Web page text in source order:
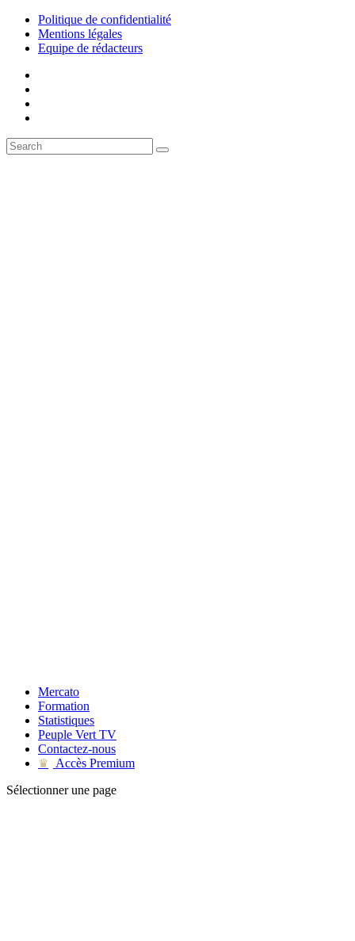
Politique de confidentialité
Mentions légales
Equipe de rédacteurs
Mercato
Formation
Statistiques
Peuple Vert TV
Contactez-nous
♛
Accès Premium
Sélectionner une page